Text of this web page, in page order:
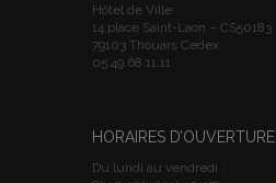
Hôtel de Ville
14 place Saint-Laon – CS50183
79103 Thouars Cedex
05.49.68.11.11
HORAIRES D’OUVERTURE
Du lundi au vendredi :